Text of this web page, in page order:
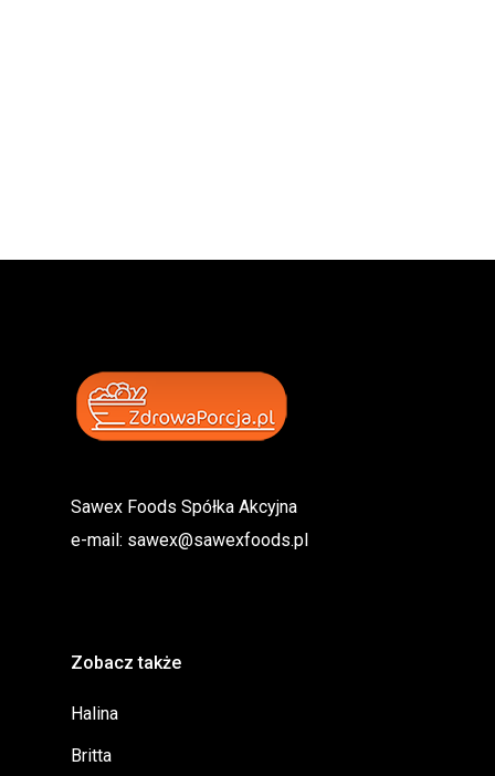
Sawex Foods Spółka Akcyjna
e-mail: sawex@sawexfoods.pl
Zobacz także
Halina
Britta